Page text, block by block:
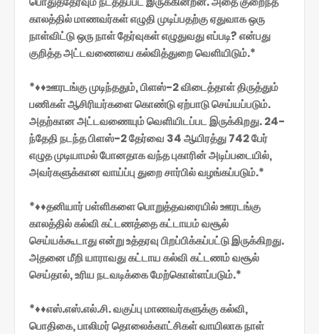
காலத்தில் மாணவர்கள் எழுதி முடிப்பதற்கு ஏதுவாக ஒரு
நாள்விட்டு ஒரு நாள் தேர்வுகள் எழுதுவது எப்படி? என்பது
குறித்த அட்டவணையை கல்வித்துறை வெளியிடும்.*
*♦♦ஊரடங்கு முடிந்ததும், பிளஸ்-2 விடைத்தாள் திருத்தும்
பணிகள் ஆசிரியர்களை கொண்டு ஏற்பாடு செய்யப்படும்.
அதற்கான அட்டவணையும் வெளியிடப்பட இருக்கிறது. 24-
ந்தேதி நடந்த பிளஸ்-2 தேர்வை 34 ஆயிரத்து 742 பேர்
எழுத முடியாமல் போனதாக வந்த புகாரின் அடிப்படையில்,
அவர்களுக்கான வாய்ப்பு துறை சார்பில் வழங்கப்படும்.*
*♦♦தனியார் பள்ளிகளை பொறுத்தவரையில் ஊரடங்கு
காலத்தில் கல்வி கட்டணத்தை கட்டாயம் வசூல்
செய்யக்கூடாது என்று உத்தரவு பிறப்பிக்கப்பட்டு இருக்கிறது.
அதனை மீறி யாராவது கட்டாய கல்வி கட்டணம் வசூல்
செய்தால், உரிய நடவடிக்கை மேற்கொள்ளப்படும்.*
*♦♦எஸ்.எஸ்.எல்.சி. வகுப்பு மாணவர்களுக்கு கல்வி,
பொதிகை, பாலிமர் தொலைக்காட்சிகள் வாயிலாக நாள்